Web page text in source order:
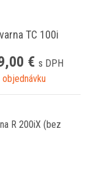
TC 100i
€ s DPH
objednávku